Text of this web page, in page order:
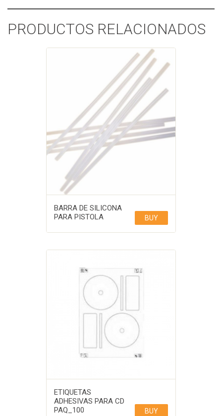
PRODUCTOS RELACIONADOS
BARRA DE SILICONA
PARA PISTOLA
BUY
ETIQUETAS
ADHESIVAS PARA CD
PAQ_100
BUY